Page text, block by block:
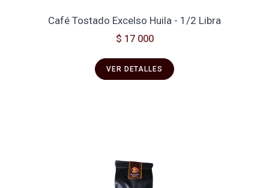
Café Tostado Excelso Huila - 1/2 Libra
$ 17 000
VER DETALLES